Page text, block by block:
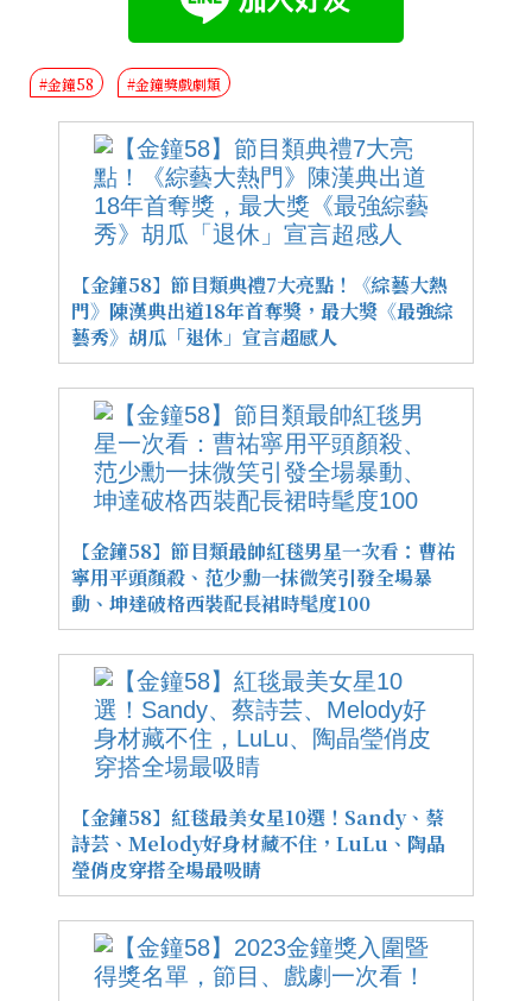
#金鐘58 #金鐘獎戲劇類
【金鐘58】節目類典禮7大亮點！《綜藝大熱
門》陳漢典出道18年首奪獎，最大獎《最強綜
藝秀》胡瓜「退休」宣言超感人
【金鐘58】節目類最帥紅毯男星一次看：曹祐
寧用平頭顏殺、范少勳一抹微笑引發全場暴
動、坤達破格西裝配長裙時髦度100
【金鐘58】紅毯最美女星10選！Sandy、蔡
詩芸、Melody好身材藏不住，LuLu、陶晶
瑩俏皮穿搭全場最吸睛